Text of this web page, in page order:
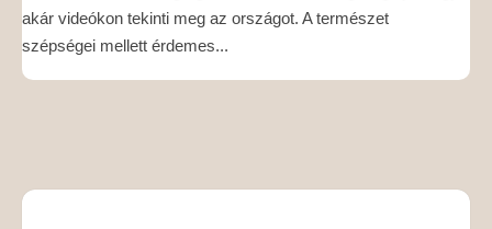
akár videókon tekinti meg az országot. A természet
szépségei mellett érdemes...